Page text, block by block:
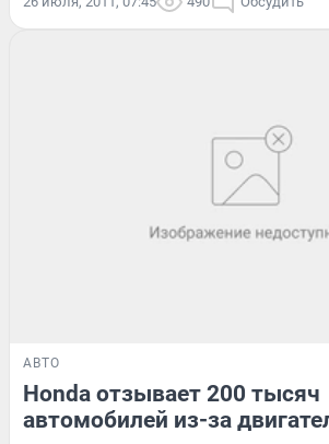
АВТО
Honda отзывает 200 тысяч
автомобилей из-за